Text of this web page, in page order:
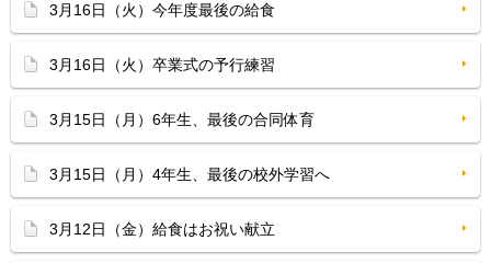
3月16日（火）今年度最後の給食
3月16日（火）卒業式の予行練習
3月15日（月）6年生、最後の合同体育
3月15日（月）4年生、最後の校外学習へ
3月12日（金）給食はお祝い献立